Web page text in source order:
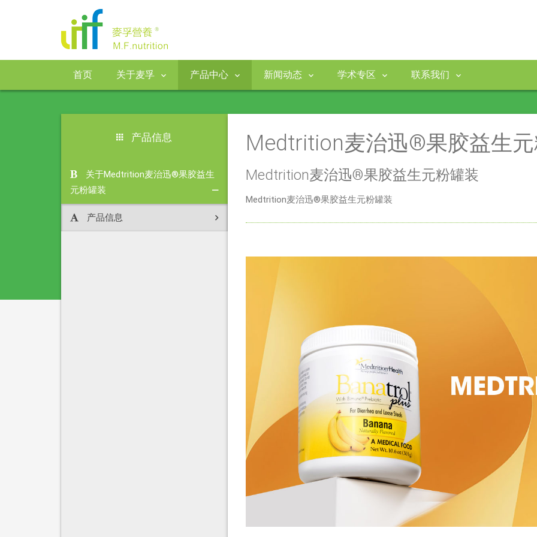
首页 关于麦孚 产品中心 新闻动态 学术专区 联系我们
产品信息
关于Medtrition麦治迅®果胶益生
元粉罐装
产品信息
Medtrition麦治迅®果胶益生
Medtrition麦治迅®果胶益生元粉罐装
Medtrition麦治迅®果胶益生元粉罐装